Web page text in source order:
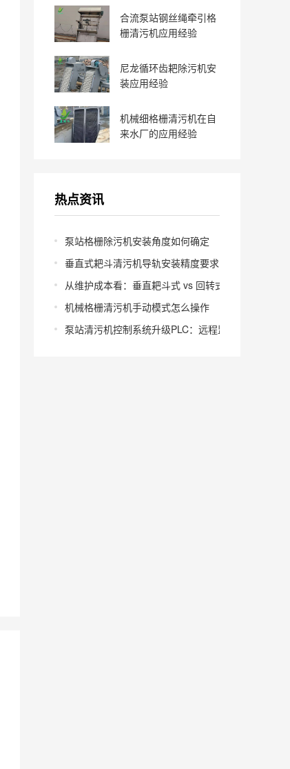
合流泵站钢丝绳牵引格
栅清污机应用经验
尼龙循环齿耙除污机安
装应用经验
机械细格栅清污机在自
来水厂的应用经验
热点资讯
泵站格栅除污机安装角度如何确定
垂直式耙斗清污机导轨安装精度要求多少
从维护成本看：垂直耙斗式 vs 回转式怎么选
机械格栅清污机手动模式怎么操作
泵站清污机控制系统升级PLC：远程监控怎么实现？